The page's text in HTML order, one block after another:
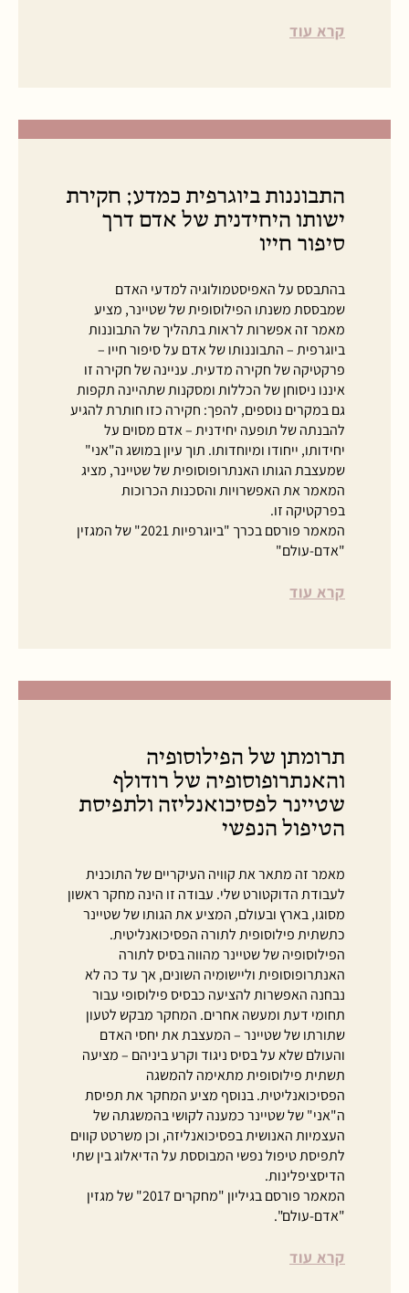
קרא עוד
התבוננות ביוגרפית כמדע; חקירת
ישותו היחידנית של אדם דרך
סיפור חייו
בהתבסס על האפיסטמולוגיה למדעי האדם
שמבססת משנתו הפילוסופית של שטיינר, מציע
מאמר זה אפשרות לראות בתהליך של התבוננות
ביוגרפית – התבוננותו של אדם על סיפור חייו –
פרקטיקה של חקירה מדעית. עניינה של חקירה זו
איננו ניסוחן של הכללות ומסקנות שתהיינה תקפות
גם במקרים נוספים, להפך: חקירה כזו חותרת להגיע
להבנתה של תופעה יחידנית – אדם מסוים על
יחידותו, ייחודו ומיוחדותו. תוך עיון במושג ה"אני"
שמעצבת הגותו האנתרופוסופית של שטיינר, מציג
המאמר את האפשרויות והסכנות הכרוכות
בפרקטיקה זו.
המאמר פורסם בכרך "ביוגרפיות 2021" של המגזין
"אדם-עולם"
קרא עוד
תרומתן של הפילוסופיה
והאנתרופוסופיה של רודולף
שטיינר לפסיכואנליזה ולתפיסת
הטיפול הנפשי
מאמר זה מתאר את קוויה העיקריים של התוכנית
לעבודת הדוקטורט שלי. עבודה זו הינה מחקר ראשון
מסוגו, בארץ ובעולם, המציע את הגותו של שטיינר
כתשתית פילוסופית לתורה הפסיכואנליטית.
הפילוסופיה של שטיינר מהווה בסיס לתורה
האנתרופוסופית וליישומיה השונים, אך עד כה לא
נבחנה האפשרות להציעה כבסיס פילוסופי עבור
תחומי דעת ומעשה אחרים. המחקר מבקש לטעון
שתורתו של שטיינר – המעצבת את יחסי האדם
והעולם שלא על בסיס ניגוד וקרע ביניהם – מציעה
תשתית פילוסופית מתאימה להמשגה
הפסיכואנליטית. בנוסף מציע המחקר את תפיסת
ה"אני" של שטיינר כמענה לקושי בהמשגתה של
העצמיות האנושית בפסיכואנליזה, וכן משרטט קווים
לתפיסת טיפול נפשי המבוססת על הדיאלוג בין שתי
הדיסציפלינות.
המאמר פורסם בגיליון "מחקרים 2017" של מגזין
"אדם-עולם".
קרא עוד